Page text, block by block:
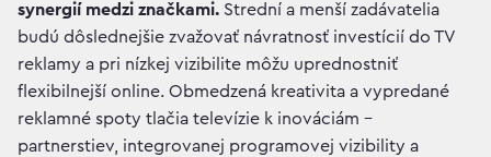
synergií medzi značkami. Strední a menší zadávatelia
budú dôslednejšie zvažovať návratnosť investícií do TV
reklamy a pri nízkej vizibilite môžu uprednostniť
flexibilnejší online. Obmedzená kreativita a vypredané
reklamné spoty tlačia televízie k inováciám –
partnerstiev, integrovanej programovej vizibility a